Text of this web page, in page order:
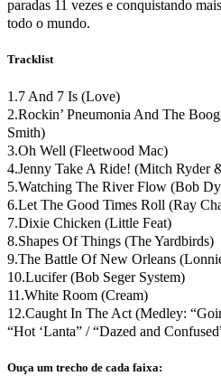
paradas 11 vezes e conquistando
todo o mundo.
Tracklist
1.7 And 7 Is (Love)
2.Rockin’ Pneumonia And The
Smith)
3.Oh Well (Fleetwood Mac)
4.Jenny Take A Ride! (Mitch Ryder
5.Watching The River Flow (Bob
6.Let The Good Times Roll (Ray
7.Dixie Chicken (Little Feat)
8.Shapes Of Things (The Yardbirds)
9.The Battle Of New Orleans
10.Lucifer (Bob Seger System)
11.White Room (Cream)
12.Caught In The Act (Medley:
“Hot ‘Lanta” / “Dazed and
Ouça um trecho de cada faixa: